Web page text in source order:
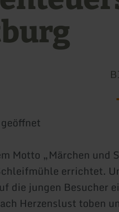
Motto „Märchen und
errichtet.
die jungen Besucher
Herzenslust toben